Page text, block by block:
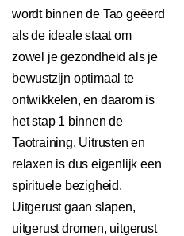
wordt binnen de Tao geëerd
als de ideale staat om
zowel je gezondheid als je
bewustzijn optimaal te
ontwikkelen, en daarom is
het stap 1 binnen de
Taotraining. Uitrusten en
relaxen is dus eigenlijk een
spirituele bezigheid.
Uitgerust gaan slapen,
uitgerust dromen, uitgerust